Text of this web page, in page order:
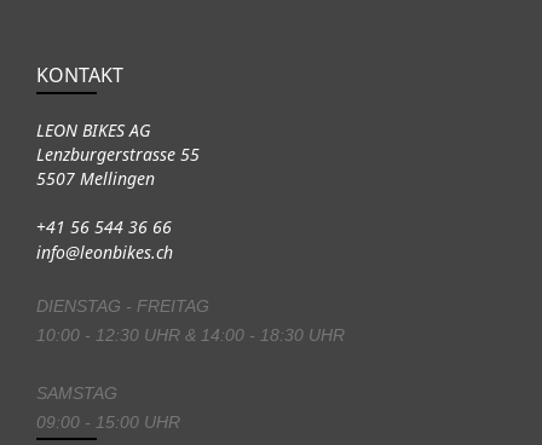
KONTAKT
LEON BIKES AG
Lenzburgerstrasse 55
5507 Mellingen
+41 56 544 36 66
info@leonbikes.ch
DIENSTAG - FREITAG
10:00 - 12:30 UHR & 14:00 - 18:30 UHR
SAMSTAG
09:00 - 15:00 UHR